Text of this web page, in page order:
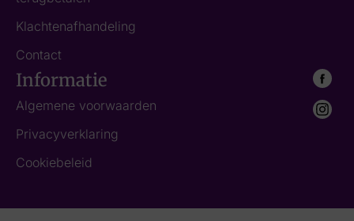
Klachtenafhandeling
Contact
Informatie
Algemene voorwaarden
Privacyverklaring
Cookiebeleid